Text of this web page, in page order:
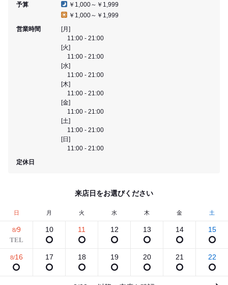
予算
￥1,000～￥1,999
￥1,000～￥1,999
営業時間
[月]
11:00 - 21:00
[火]
11:00 - 21:00
[水]
11:00 - 21:00
[木]
11:00 - 21:00
[金]
11:00 - 21:00
[土]
11:00 - 21:00
[日]
11:00 - 21:00
定休日
来店日をお選びください
日 月 火 水 木 金 土
8/9 10 11 12 13 14 15
8/16 17 18 19 20 21 22